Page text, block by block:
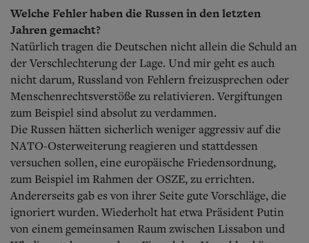
Welche Fehler haben die Russen in den letzten
Jahren gemacht?
Natürlich tragen die Deutschen nicht allein die Schuld an
der Verschlechterung der Lage. Und mir geht es auch
nicht darum, Russland von Fehlern freizusprechen oder
Menschenrechtsverstöße zu relativieren. Vergiftungen
zum Beispiel sind absolut zu verdammen.
Die Russen hätten sicherlich weniger aggressiv auf die
NATO-Osterweiterung reagieren und stattdessen
versuchen sollen, eine europäische Friedensordnung,
zum Beispiel im Rahmen der OSZE, zu errichten.
Andererseits gab es von ihrer Seite gute Vorschläge, die
ignoriert wurden. Wiederholt hat etwa Präsident Putin
von einem gemeinsamen Raum zwischen Lissabon und